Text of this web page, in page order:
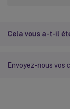
Cela vous a-t-il
Envoyez-nous vos